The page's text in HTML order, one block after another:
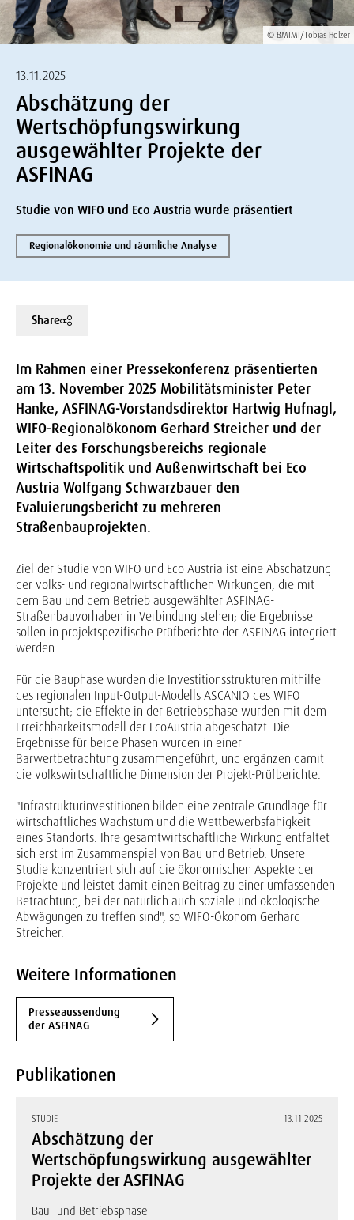
© BMIMI/Tobias Holzer
13.11.2025
Abschätzung der
Wertschöpfungswirkung
ausgewählter Projekte der
ASFINAG
Studie von WIFO und Eco Austria wurde präsentiert
Regionalökonomie und räumliche Analyse
Share
Im Rahmen einer Pressekonferenz präsentierten
am 13. November 2025 Mobilitätsminister Peter
Hanke, ASFINAG-Vorstandsdirektor Hartwig Hufnagl,
WIFO-Regionalökonom Gerhard Streicher und der
Leiter des Forschungsbereichs regionale
Wirtschaftspolitik und Außenwirtschaft bei Eco
Austria Wolfgang Schwarzbauer den
Evaluierungsbericht zu mehreren
Straßenbauprojekten.
Ziel der Studie von WIFO und Eco Austria ist eine Abschätzung
der volks- und regionalwirtschaftlichen Wirkungen, die mit
dem Bau und dem Betrieb ausgewählter ASFINAG-
Straßenbauvorhaben in Verbindung stehen; die Ergebnisse
sollen in projektspezifische Prüfberichte der ASFINAG integriert
werden.
Für die Bauphase wurden die Investitionsstrukturen mithilfe
des regionalen Input-Output-Modells ASCANIO des WIFO
untersucht; die Effekte in der Betriebsphase wurden mit dem
Erreichbarkeitsmodell der EcoAustria abgeschätzt. Die
Ergebnisse für beide Phasen wurden in einer
Barwertbetrachtung zusammengeführt, und ergänzen damit
die volkswirtschaftliche Dimension der Projekt-Prüfberichte.
"Infrastrukturinvestitionen bilden eine zentrale Grundlage für
wirtschaftliches Wachstum und die Wettbewerbsfähigkeit
eines Standorts. Ihre gesamtwirtschaftliche Wirkung entfaltet
sich erst im Zusammenspiel von Bau und Betrieb. Unsere
Studie konzentriert sich auf die ökonomischen Aspekte der
Projekte und leistet damit einen Beitrag zu einer umfassenden
Betrachtung, bei der natürlich auch soziale und ökologische
Abwägungen zu treffen sind", so WIFO-Ökonom Gerhard
Streicher.
Weitere Informationen
Presseaussendung
der ASFINAG
Publikationen
STUDIE 13.11.2025
Abschätzung der
Wertschöpfungswirkung ausgewählter
Projekte der ASFINAG
Bau- und Betriebsphase